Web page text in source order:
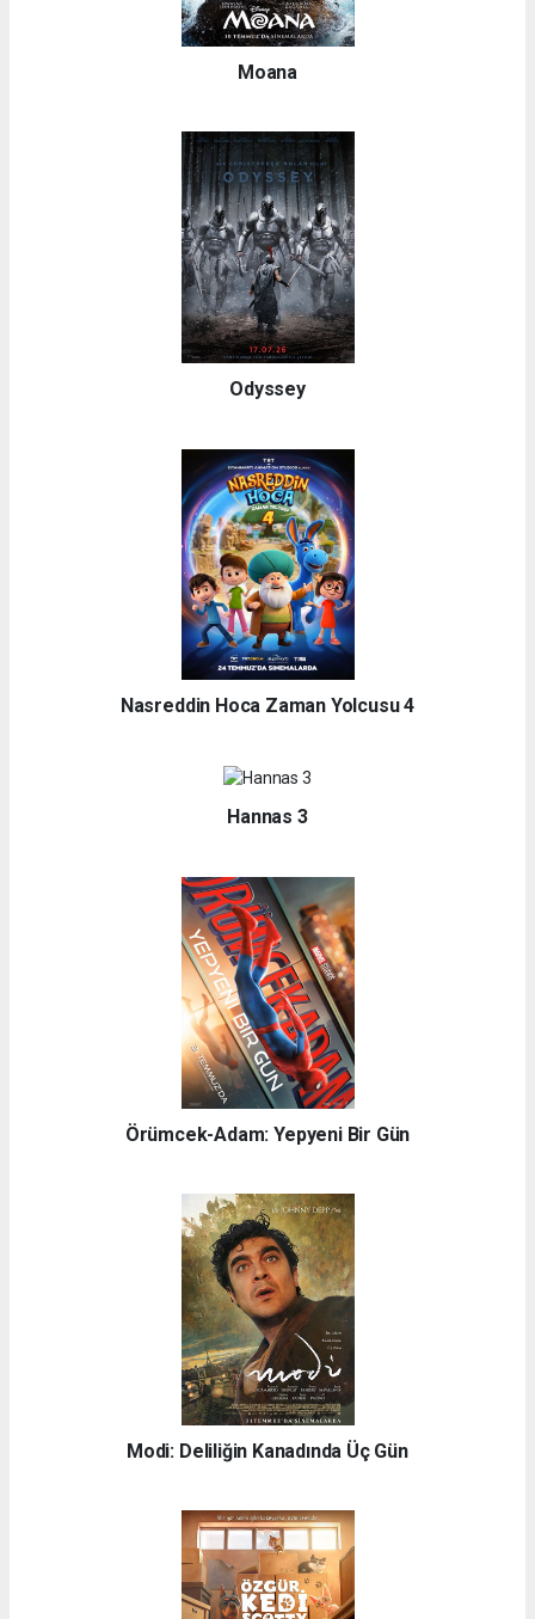
Moana
Odyssey
Nasreddin Hoca Zaman Yolcusu 4
Hannas 3
Örümcek-Adam: Yepyeni Bir Gün
Modi: Deliliğin Kanadında Üç Gün